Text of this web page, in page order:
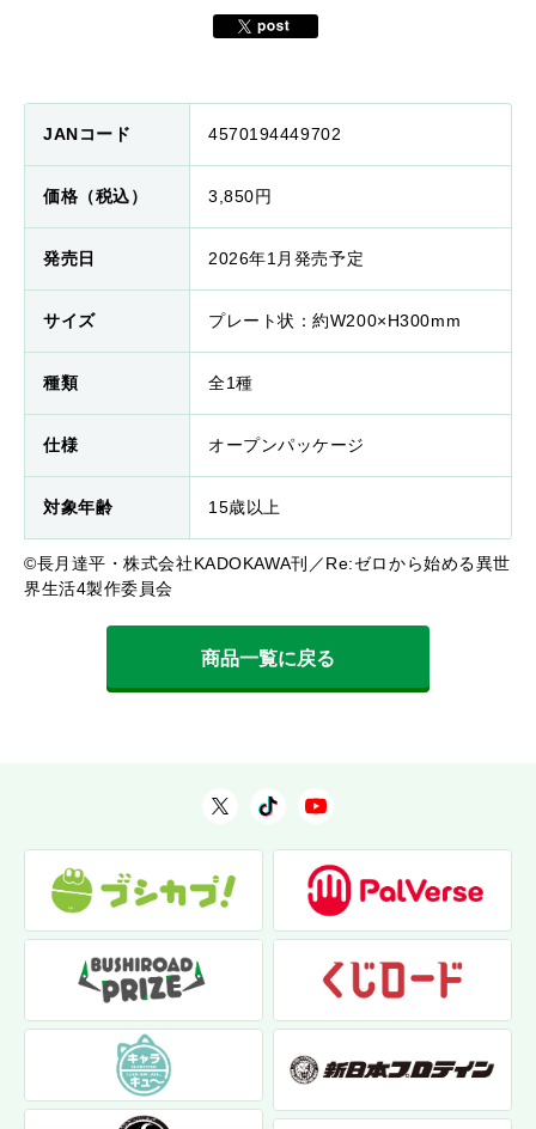
JANコード 4570194449702
価格（税込） 3,850円
発売日 2026年1月発売予定
サイズ プレート状：約W200×H300mm
種類 全1種
仕様 オープンパッケージ
対象年齢 15歳以上
©長月達平・株式会社KADOKAWA刊／Re:ゼロから始める異世
界生活4製作委員会
商品一覧に戻る